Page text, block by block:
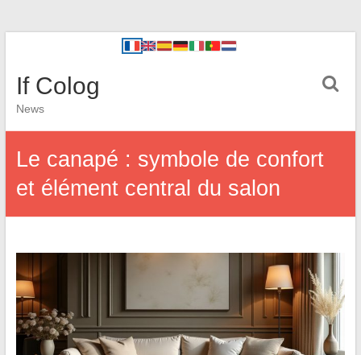
If Colog
News
Le canapé : symbole de confort
et élément central du salon